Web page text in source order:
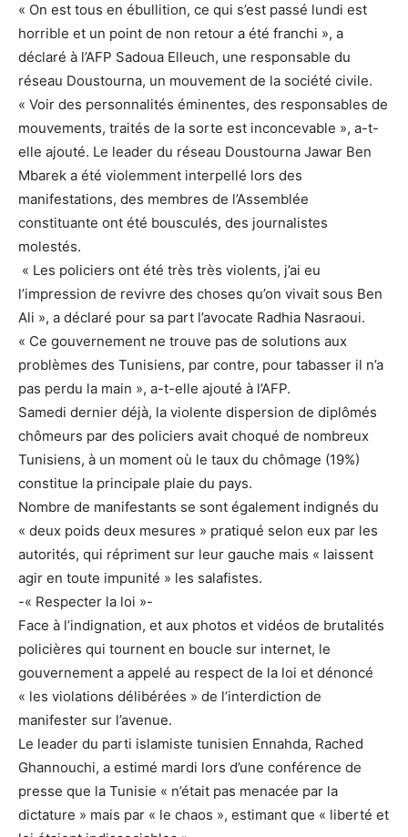
« On est tous en ébullition, ce qui s’est passé lundi est
horrible et un point de non retour a été franchi », a
déclaré à l’AFP Sadoua Elleuch, une responsable du
réseau Doustourna, un mouvement de la société civile.
« Voir des personnalités éminentes, des responsables de
mouvements, traités de la sorte est inconcevable », a-t-
elle ajouté. Le leader du réseau Doustourna Jawar Ben
Mbarek a été violemment interpellé lors des
manifestations, des membres de l’Assemblée
constituante ont été bousculés, des journalistes
molestés.
« Les policiers ont été très très violents, j’ai eu
l’impression de revivre des choses qu’on vivait sous Ben
Ali », a déclaré pour sa part l’avocate Radhia Nasraoui.
« Ce gouvernement ne trouve pas de solutions aux
problèmes des Tunisiens, par contre, pour tabasser il n’a
pas perdu la main », a-t-elle ajouté à l’AFP.
Samedi dernier déjà, la violente dispersion de diplômés
chômeurs par des policiers avait choqué de nombreux
Tunisiens, à un moment où le taux du chômage (19%)
constitue la principale plaie du pays.
Nombre de manifestants se sont également indignés du
« deux poids deux mesures » pratiqué selon eux par les
autorités, qui répriment sur leur gauche mais « laissent
agir en toute impunité » les salafistes.
-« Respecter la loi »-
Face à l’indignation, et aux photos et vidéos de brutalités
policières qui tournent en boucle sur internet, le
gouvernement a appelé au respect de la loi et dénoncé
« les violations délibérées » de l’interdiction de
manifester sur l’avenue.
Le leader du parti islamiste tunisien Ennahda, Rached
Ghannouchi, a estimé mardi lors d’une conférence de
presse que la Tunisie « n’était pas menacée par la
dictature » mais par « le chaos », estimant que « liberté et